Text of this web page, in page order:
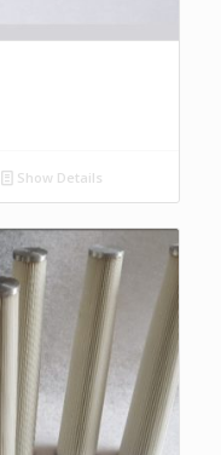
Show Details